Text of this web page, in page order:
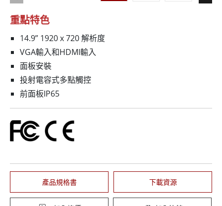
重點特色
14.9” 1920 x 720 解析度
VGA輸入和HDMI輸入
面板安裝
投射電容式多點觸控
前面板IP65
產品規格書 下載資源